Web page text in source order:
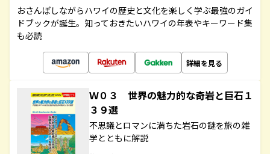
おさんぽしながらハワイの歴史と文化を楽しく学ぶ最強のガイ
ドブックが誕生。知っておきたいハワイの年表やキーワード集
も必読
詳細を見る
Ｗ０３ 世界の魅力的な奇岩と巨石１
３９選
不思議とロマンに満ちた岩石の謎を旅の雑
学とともに解説